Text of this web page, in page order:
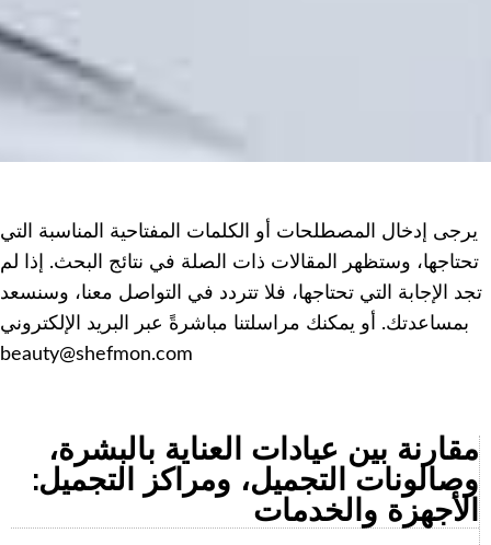
يرجى إدخال المصطلحات أو الكلمات المفتاحية المناسبة التي
تحتاجها، وستظهر المقالات ذات الصلة في نتائج البحث. إذا لم
تجد الإجابة التي تحتاجها، فلا تتردد في التواصل معنا، وسنسعد
بمساعدتك. أو يمكنك مراسلتنا مباشرةً عبر البريد الإلكتروني
beauty@shefmon.com
مقارنة بين عيادات العناية بالبشرة،
وصالونات التجميل، ومراكز التجميل:
الأجهزة والخدمات